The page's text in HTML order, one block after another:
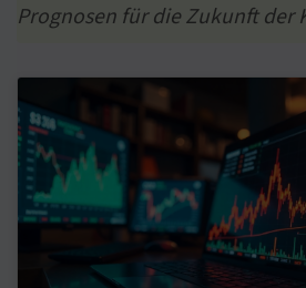
Prognosen für die Zukunft der